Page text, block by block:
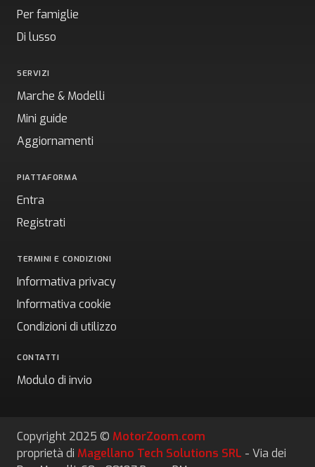
Per famiglie
Di lusso
SERVIZI
Marche & Modelli
Mini guide
Aggiornamenti
PIATTAFORMA
Entra
Registrati
TERMINI E CONDIZIONI
Informativa privacy
Informativa cookie
Condizioni di utilizzo
CONTATTI
Modulo di invio
Copyright 2025 © MotorZoom.com
proprietà di Magellano Tech Solutions SRL - Via dei